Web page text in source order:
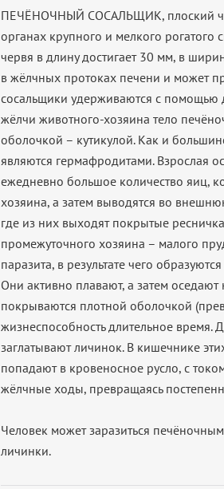
ПЕЧЁНОЧНЫЙ СОСАЛЬЩИК, плоский
органах крупного и мелкого рогатого
червя в длину достигает 30 мм, в
в жёлчных протоках печени и может
сосальщики удерживаются с помощью
жёлчи животного-хозяина тело
оболочкой – кутикулой. Как и
являются гермафродитами. Взрослая
ежедневно большое количество яиц,
хозяина, а затем выводятся во
где из них выходят покрытые
промежуточного хозяина – малого
паразита, в результате чего
Они активно плавают, а затем
покрываются плотной оболочкой
жизнеспособность длительное время.
заглатывают личинок. В кишечнике
попадают в кровеносное русло, с
жёлчные ходы, превращаясь
Человек может заразиться
личинки.